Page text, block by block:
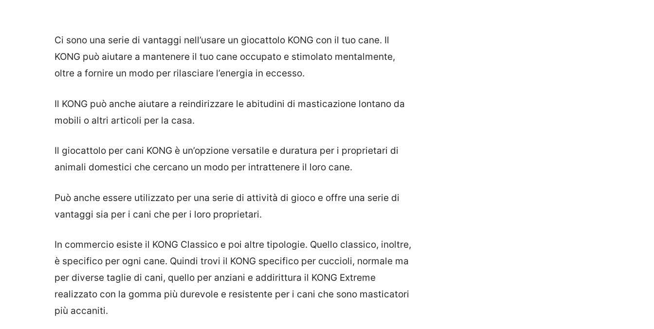
Ci sono una serie di vantaggi nell’usare un giocattolo KONG con il tuo cane. Il
KONG può aiutare a mantenere il tuo cane occupato e stimolato mentalmente,
oltre a fornire un modo per rilasciare l’energia in eccesso.
Il KONG può anche aiutare a reindirizzare le abitudini di masticazione lontano da
mobili o altri articoli per la casa.
Il giocattolo per cani KONG è un’opzione versatile e duratura per i proprietari di
animali domestici che cercano un modo per intrattenere il loro cane.
Può anche essere utilizzato per una serie di attività di gioco e offre una serie di
vantaggi sia per i cani che per i loro proprietari.
In commercio esiste il KONG Classico e poi altre tipologie. Quello classico, inoltre,
è specifico per ogni cane. Quindi trovi il KONG specifico per cuccioli, normale ma
per diverse taglie di cani, quello per anziani e addirittura il KONG Extreme
realizzato con la gomma più durevole e resistente per i cani che sono masticatori
più accaniti.